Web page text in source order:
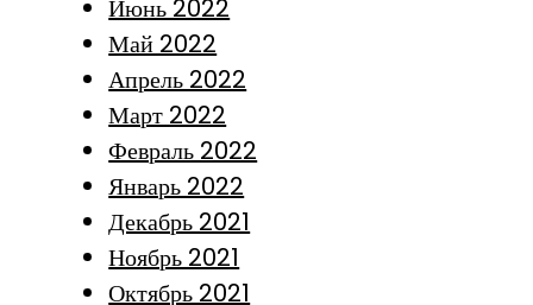
Июнь 2022
Май 2022
Апрель 2022
Март 2022
Февраль 2022
Январь 2022
Декабрь 2021
Ноябрь 2021
Октябрь 2021